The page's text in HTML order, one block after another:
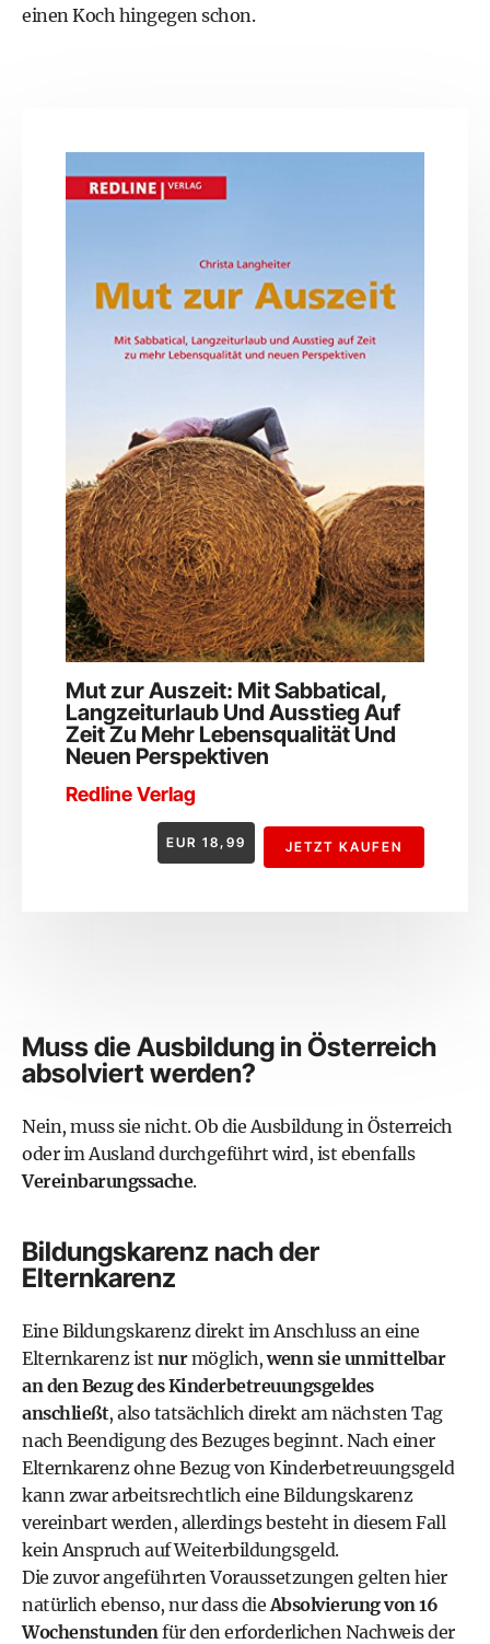
einen Koch hingegen schon.
Mut zur Auszeit: Mit Sabbatical,
Langzeiturlaub Und Ausstieg Auf
Zeit Zu Mehr Lebensqualität Und
Neuen Perspektiven
Redline Verlag
EUR 18,99 JETZT KAUFEN
Muss die Ausbildung in Österreich
absolviert werden?
Nein, muss sie nicht. Ob die Ausbildung in Österreich
oder im Ausland durchgeführt wird, ist ebenfalls
Vereinbarungssache.
Bildungskarenz nach der
Elternkarenz
Eine Bildungskarenz direkt im Anschluss an eine
Elternkarenzist nurmöglich,wenn sie unmittelbar
an den Bezug des Kinderbetreuungsgeldes
anschließt, also tatsächlich direkt am nächsten Tag
nach Beendigung des Bezuges beginnt. Nach einer
Elternkarenz ohne Bezug von Kinderbetreuungsgeld
kann zwar arbeitsrechtlich eine Bildungskarenz
vereinbart werden, allerdings besteht in diesem Fall
kein Anspruch auf Weiterbildungsgeld.
Die zuvor angeführten Voraussetzungen gelten hier
natürlich ebenso, nur dass die Absolvierung von 16
Wochenstunden für den erforderlichen Nachweis der